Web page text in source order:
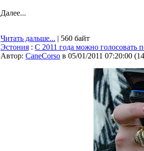
Далее...
Читать дальше... | 560 байт
Эстония : C 2011 года можно голосовать
Автор: CaneCorso в 05/01/2011 07:20:00 (